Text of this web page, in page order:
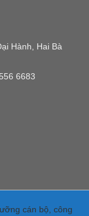
Hành, Hai Bà
6683
cán bộ, công